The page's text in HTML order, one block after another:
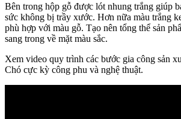
Bên trong hộp gỗ được lót nhung trắng giúp
sức không bị trầy xước. Hơn nữa màu trắng
phù hợp với màu gỗ. Tạo nên tổng thể sản
sang trong về mặt màu sắc.
Xem video quy trình các bước gia công sản
Chó cực kỳ công phu và nghệ thuật.